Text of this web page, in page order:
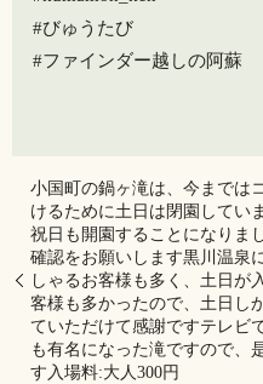
#びゅうたび
#ファインダー越しの阿蘇
小国町の鍋ヶ滝は、今までは
けるために土日は閉園してい
祝日も開園することになりま
確認をお願いします黒川温泉
しゃるお客様も多く、土日が
客様も多かったので、土日し
ていただけて感謝ですテレビ
も有名になった滝ですので、
す入場料:大人300円